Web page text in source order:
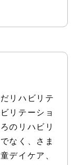
リハビリテ
リテーショ
のリハビリ
なく、さま
デイケア、